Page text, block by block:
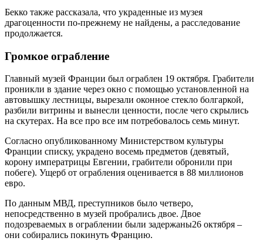
Бекко также рассказала, что украденные из музея
драгоценности по-прежнему не найдены, а расследование
продолжается.
Громкое ограбление
Главный музей Франции был ограблен 19 октября. Грабители
проникли в здание через окно с помощью установленной на
автовышку лестницы, вырезали оконное стекло болгаркой,
разбили витрины и вынесли ценности, после чего скрылись
на скутерах. На все про все им потребовалось семь минут.
Согласно опубликованному Министерством культуры
Франции списку, украдено восемь предметов (девятый,
корону императрицы Евгении, грабители обронили при
побеге). Ущерб от ограбления оценивается в 88 миллионов
евро.
По данным МВД, преступников было четверо,
непосредственно в музей пробрались двое. Двое
подозреваемых в ограблении были задержаны26 октября –
они собирались покинуть Францию.